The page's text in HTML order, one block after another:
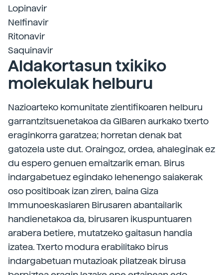
Lopinavir
Nelfinavir
Ritonavir
Saquinavir
Aldakortasun txikiko
molekulak helburu
Nazioarteko komunitate zientifikoaren helburu
garrantzitsuenetakoa da GIBaren aurkako txerto
eraginkorra garatzea; horretan denak bat
gatozela uste dut. Oraingoz, ordea, ahaleginak ez
du espero genuen emaitzarik eman. Birus
indargabetuez egindako lehenengo saiakerak
oso positiboak izan ziren, baina Giza
Immunoeskasiaren Birusaren abantailarik
handienetakoa da, birusaren ikuspuntuaren
arabera betiere, mutatzeko gaitasun handia
izatea. Txerto modura erabilitako birus
indargabetuan mutazioak pilatzeak birusa